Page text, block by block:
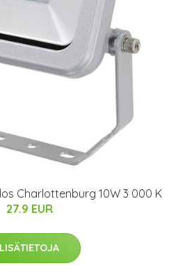
Charlottenburg 10W 3 000 K
27.9 EUR
LISÄTIETOJA